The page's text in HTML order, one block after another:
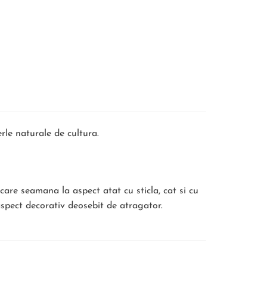
naturale de cultura.
seamana la aspect atat cu sticla, cat si cu
decorativ deosebit de atragator.